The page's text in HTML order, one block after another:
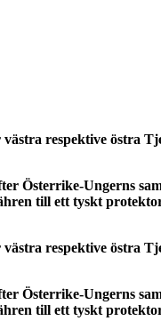
respektive östra
Österrike-Ungerns
till ett tyskt
respektive östra
Österrike-Ungerns
till ett tyskt